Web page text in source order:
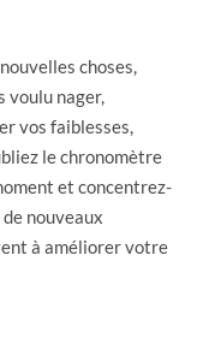
choses,
voulu nager,
vos faiblesses,
le chronomètre
et concentrez-
nouveaux
à améliorer votre